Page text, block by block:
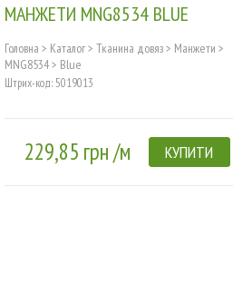
МАНЖЕТИ MNG8534 BLUE
Головна > Каталог> Тканина довяз> Манжети >
MNG8534> Blue
Штрих-код: 5019013
229,85 грн /м КУПИТИ